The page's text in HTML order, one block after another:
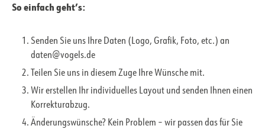
So einfach geht’s:
Senden Sie uns Ihre Daten (Logo, Grafik, Foto, etc.) an
daten@vogels.de
Teilen Sie uns in diesem Zuge Ihre Wünsche mit.
Wir erstellen Ihr individuelles Layout und senden Ihnen einen
Korrekturabzug.
Änderungswünsche? Kein Problem – wir passen das für Sie